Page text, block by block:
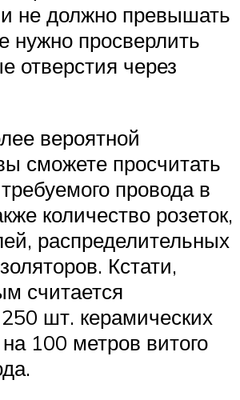
не должно превышать
нужно просверлить
отверстия через
вероятной
сможете просчитать
провода в
количество розеток,
распределительных
Кстати,
считается
шт. керамических
100 метров витого